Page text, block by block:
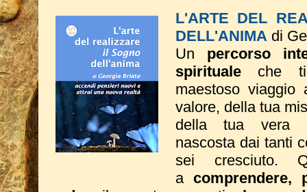
L'ARTE DEL
DELL'ANIMA di
Un percorso
spirituale che ti
maestoso viaggio
valore, della tua
della tua vera
nascosta dai tanti
sei cresciuto.
acomprendere,